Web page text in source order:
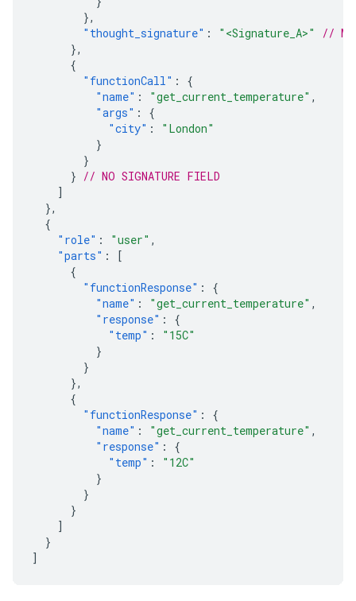
},
"thought_signature" : "<Signature_A>"
//
},
{
"functionCall" :
{
"name" : "get_current_temperature" ,
"args" :
{
"city" :
"London"
}
}
} // NO SIGNATURE FIELD
]
},
{
"role" : "user" ,
"parts" :
[
{
"functionResponse" :
{
"name" : "get_current_temperature" ,
"response" :
{
"temp" :
"15C"
}
}
},
{
"functionResponse" :
{
"name" : "get_current_temperature" ,
"response" :
{
"temp" :
"12C"
}
}
}
]
}
]